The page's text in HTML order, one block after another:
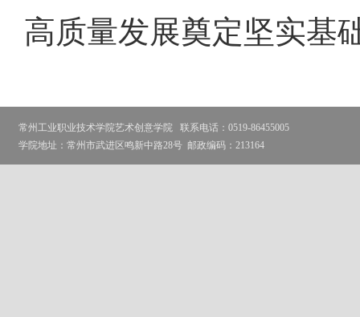
高质量发展奠定坚实基
常州工业职业技术学院艺术创意学院
联系电话：0519-86455005
学院地址：常州市武进区鸣新中路28号 邮政编码：213164